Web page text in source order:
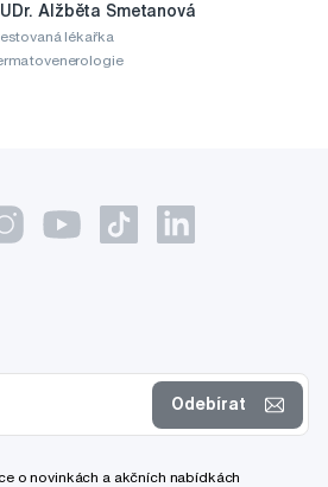
Alžběta Smetanová
lékařka
Odebírat
o novinkách a akčních nabídkách